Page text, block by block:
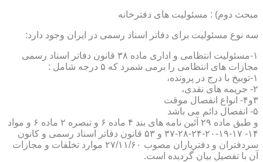
مبحث دوم) : مسئولیت های دفترخانه
سه نوع مسئولیت برای دفاتر اسناد رسمی در ایران وجود دارد:
۱-مسئولیت انتظامی و اداری ماده ۳۸ قانون دفاتر اسناد رسمی
مجازات های انتظامی را برمی شمرد که ۵ درجه شامل :
۱-توبیخ با درج در پرونده،
۲- جریمه های نقدی،
۳و۴- انواع انفصال موقت
۵- انفصال دائم می باشد
و طبق ماده ۲۹ آئین نامه های بند ۴ ماده ۶ و تبصره ۲ ماده ۶ و مواد
۱۴- ۱۷-۱۹-۲۰-۲۴-۲۸-۳۷ و ۵۳ قانون دفاتر اسناد رسمی و کانون
سردفتران و دفتریاران مصوب ۲۷/۱۱/۶۰ موارد تخلفات و مجازات
آن با تفصیل بیان گردیده است.